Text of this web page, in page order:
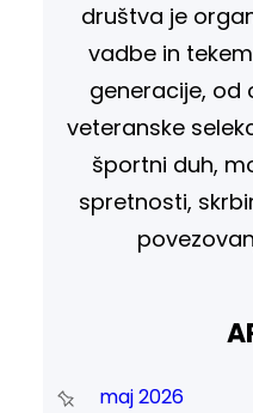
društva je
vadbe in
generacije, od
veteranske
športni duh,
spretnosti,
maj 2026